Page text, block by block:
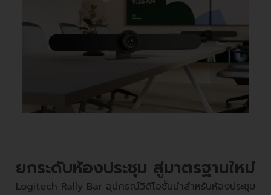
ยกระดับห้องประชุม สู่มาตรฐานใหม่
Logitech Rally Bar อุปกรณ์วิดีโอชั้นนำสำหรับห้องประชุม